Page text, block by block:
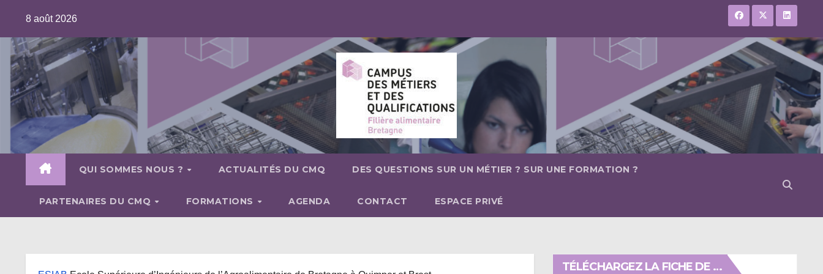
content
8 août 2026
QUI SOMMES NOUS ? ACTUALITÉS DU CMQ DES QUESTIONS SUR UN MÉTIER ? SUR UNE FORMATION ?
PARTENAIRES DU CMQ FORMATIONS AGENDA CONTACT ESPACE PRIVÉ
TÉLÉCHARGEZ LA FICHE DE …